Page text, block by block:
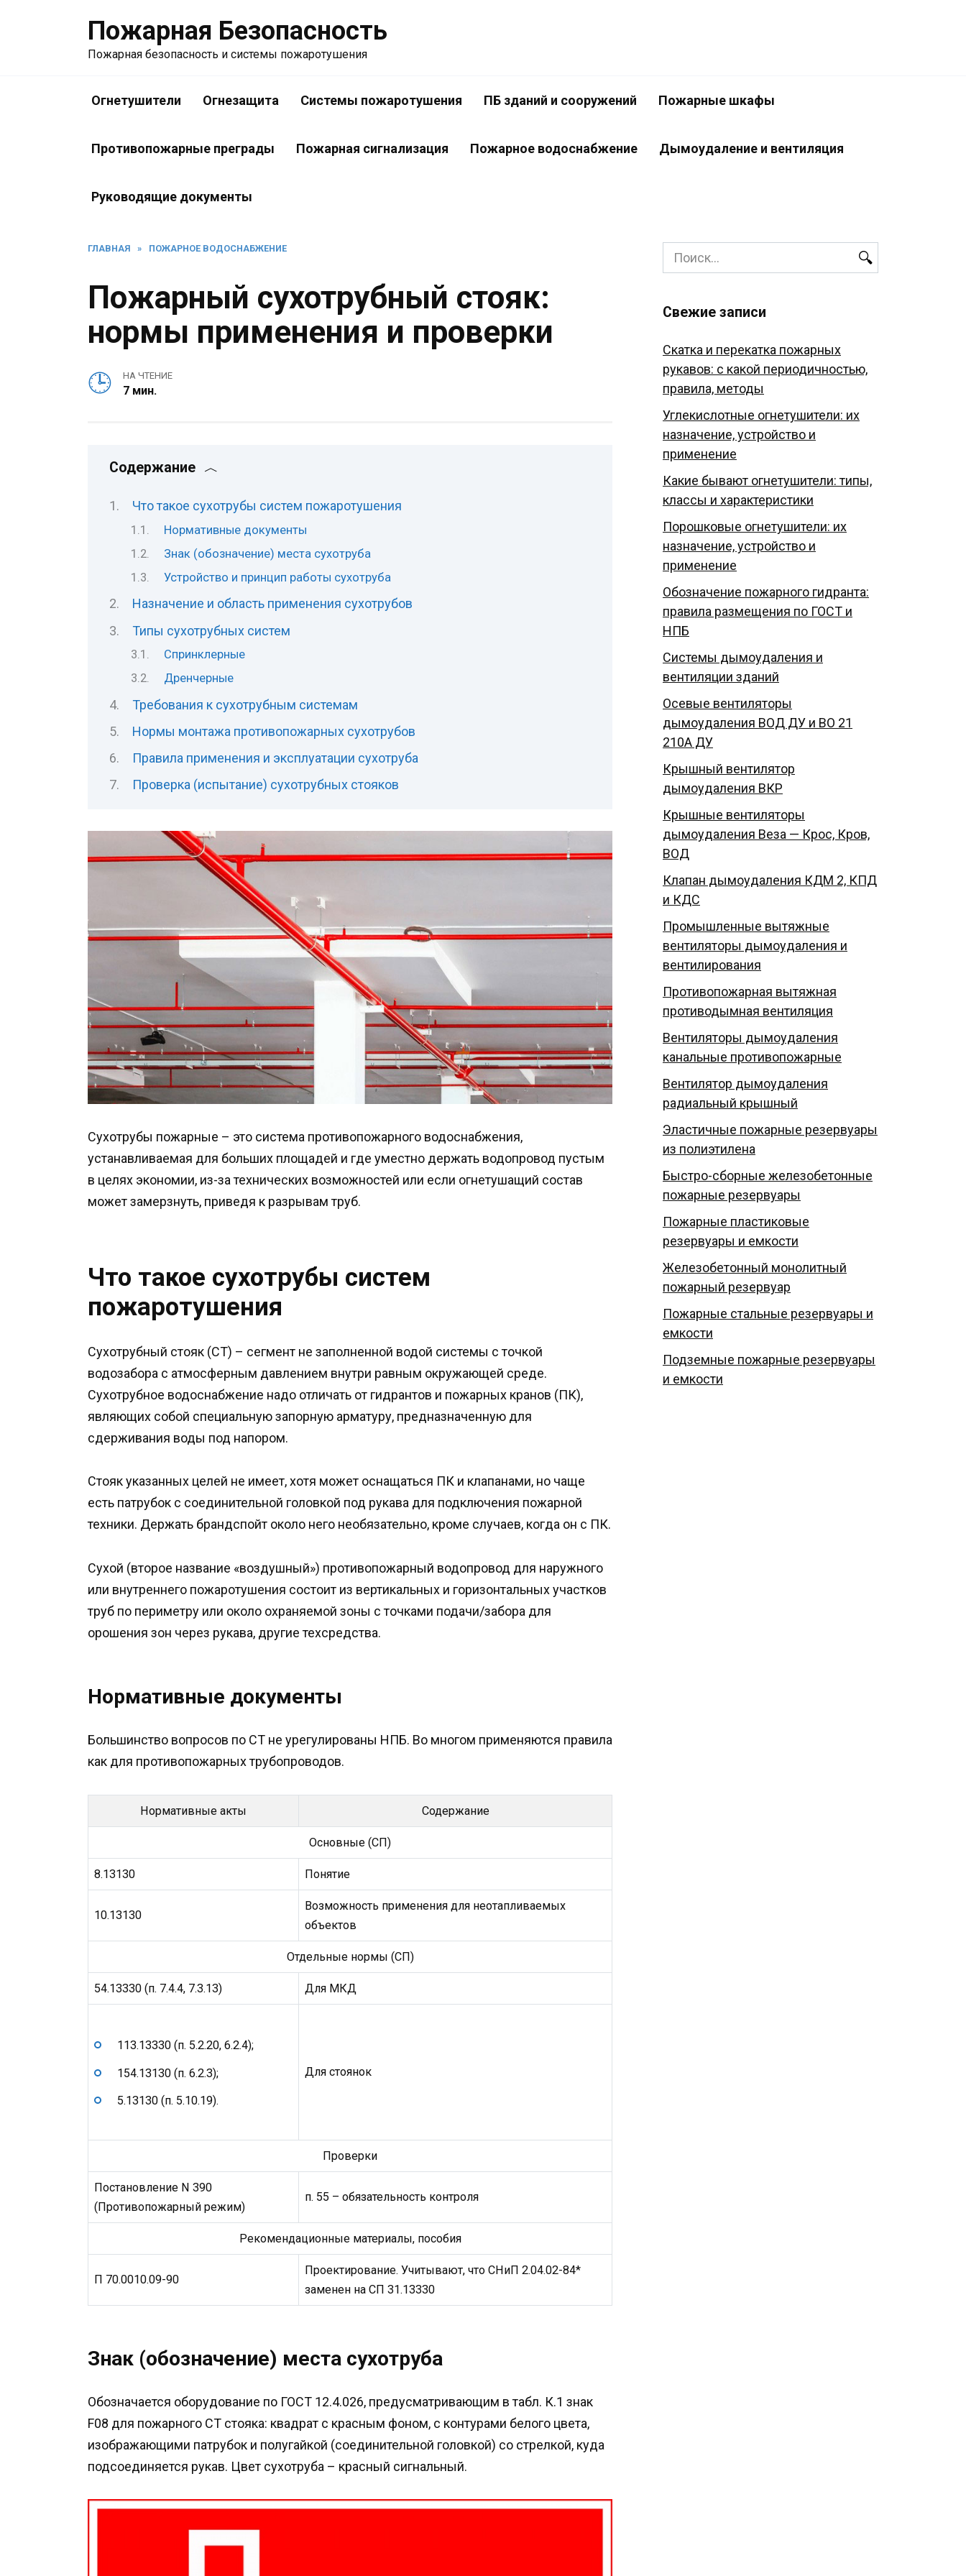
Пожарная Безопасность
Пожарная безопасность и системы пожаротушения
Огнетушители Огнезащита Системы пожаротушения ПБ зданий и сооружений Пожарные шкафы
Противопожарные преграды Пожарная сигнализация Пожарное водоснабжение Дымоудаление и вентиляция
Руководящие документы
ГЛАВНАЯ » ПОЖАРНОЕ ВОДОСНАБЖЕНИЕ
Пожарный сухотрубный стояк:
нормы применения и проверки
НА ЧТЕНИЕ
7 мин.
Содержание
Что такое сухотрубы систем пожаротушения
Нормативные документы
Знак (обозначение) места сухотруба
Устройство и принцип работы сухотруба
Назначение и область применения сухотрубов
Типы сухотрубных систем
Спринклерные
Дренчерные
Требования к сухотрубным системам
Нормы монтажа противопожарных сухотрубов
Правила применения и эксплуатации сухотруба
Проверка (испытание) сухотрубных стояков
Сухотрубы пожарные – это система противопожарного водоснабжения,
устанавливаемая для больших площадей и где уместно держать водопровод пустым
в целях экономии, из-за технических возможностей или если огнетушащий состав
может замерзнуть, приведя к разрывам труб.
Что такое сухотрубы систем
пожаротушения
Сухотрубный стояк (СТ) – сегмент не заполненной водой системы с точкой
водозабора с атмосферным давлением внутри равным окружающей среде.
Сухотрубное водоснабжение надо отличать от гидрантов и пожарных кранов (ПК),
являющих собой специальную запорную арматуру, предназначенную для
сдерживания воды под напором.
Стояк указанных целей не имеет, хотя может оснащаться ПК и клапанами, но чаще
есть патрубок с соединительной головкой под рукава для подключения пожарной
техники. Держать брандспойт около него необязательно, кроме случаев, когда он с ПК.
Сухой (второе название «воздушный») противопожарный водопровод для наружного
или внутреннего пожаротушения состоит из вертикальных и горизонтальных участков
труб по периметру или около охраняемой зоны с точками подачи/забора для
орошения зон через рукава, другие техсредства.
Нормативные документы
Большинство вопросов по СТ не урегулированы НПБ. Во многом применяются правила
как для противопожарных трубопроводов.
Нормативные акты Содержание
Основные (СП)
8.13130 Понятие
10.13130
Возможность применения для неотапливаемых
объектов
Отдельные нормы (СП)
54.13330 (п. 7.4.4, 7.3.13) Для МКД
113.13330 (п. 5.2.20, 6.2.4);
154.13130 (п. 6.2.3);
5.13130 (п. 5.10.19).
Для стоянок
Проверки
Постановление N 390
(Противопожарный режим)
п. 55 – обязательность контроля
Рекомендационные материалы, пособия
П 70.0010.09-90
Проектирование. Учитывают, что СНиП 2.04.02-84*
заменен на СП 31.13330
Знак (обозначение) места сухотруба
Обозначается оборудование по ГОСТ 12.4.026, предусматривающим в табл. К.1 знак
F08 для пожарного СТ стояка: квадрат с красным фоном, с контурами белого цвета,
изображающими патрубок и полугайкой (соединительной головкой) со стрелкой, куда
подсоединяется рукав. Цвет сухотруба – красный сигнальный.
Search
for:
Свежие записи
Скатка и перекатка пожарных
рукавов: с какой периодичностью,
правила, методы
Углекислотные огнетушители: их
назначение, устройство и
применение
Какие бывают огнетушители: типы,
классы и характеристики
Порошковые огнетушители: их
назначение, устройство и
применение
Обозначение пожарного гидранта:
правила размещения по ГОСТ и
НПБ
Системы дымоудаления и
вентиляции зданий
Осевые вентиляторы
дымоудаления ВОД ДУ и ВО 21
210А ДУ
Крышный вентилятор
дымоудаления ВКР
Крышные вентиляторы
дымоудаления Веза — Крос, Кров,
ВОД
Клапан дымоудаления КДМ 2, КПД
и КДС
Промышленные вытяжные
вентиляторы дымоудаления и
вентилирования
Противопожарная вытяжная
противодымная вентиляция
Вентиляторы дымоудаления
канальные противопожарные
Вентилятор дымоудаления
радиальный крышный
Эластичные пожарные резервуары
из полиэтилена
Быстро-сборные железобетонные
пожарные резервуары
Пожарные пластиковые
резервуары и емкости
Железобетонный монолитный
пожарный резервуар
Пожарные стальные резервуары и
емкости
Подземные пожарные резервуары
и емкости